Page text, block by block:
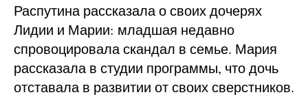
Распутина рассказала о своих дочерях
Лидии и Марии: младшая недавно
спровоцировала скандал в семье. Мария
рассказала в студии программы, что дочь
отставала в развитии от своих сверстников.